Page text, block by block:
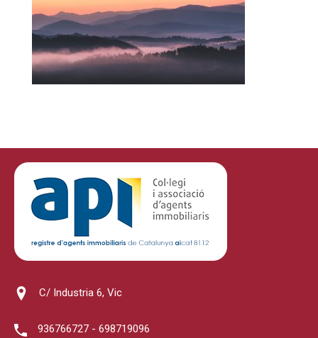
C/ Industria 6, Vic
936766727 - 698719096